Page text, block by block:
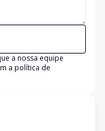
a nossa equipe
a política de